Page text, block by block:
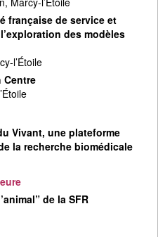
française de service et
des modèles
l’Étoile
Centre
Vivant, une plateforme
la recherche biomédicale
de la SFR